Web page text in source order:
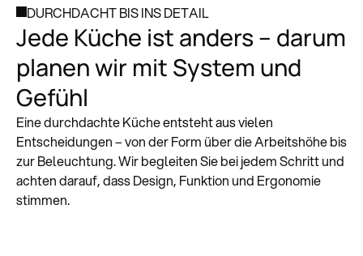
DURCHDACHT BIS INS DETAIL
Jede Küche ist anders – darum
planen wir mit System und
Gefühl
Eine durchdachte Küche entsteht aus vielen
Entscheidungen – von der Form über die Arbeits­höhe bis
zur Beleuchtung. Wir begleiten Sie bei jedem Schritt und
achten darauf, dass Design, Funktion und Ergonomie
stimmen.